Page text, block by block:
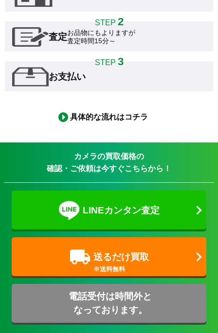
STEP 2
査定お品物にもよりますが
査定時間15分～
STEP 3
お支払い
具体的な流れはコチラ
カメラの買取価格の
確認・ご依頼は今すぐこちらから！
LINEカンタン査定
送るだけ買取
電話受付は時間外と
なっております。